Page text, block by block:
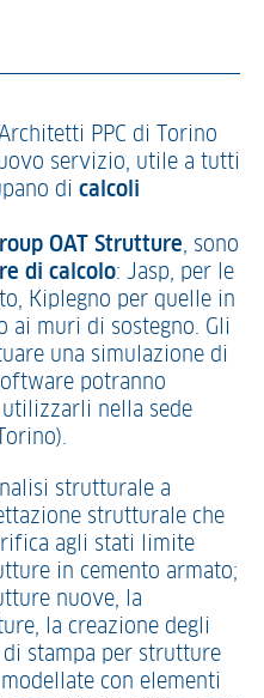
PPC di Torino
servizio, utile a tutti
di calcoli
OAT Strutture, sono
di calcolo: Jasp, per le
Kiplegno per quelle in
ai muri di sostegno. Gli
una simulazione di
potranno
nella sede
strutturale a
strutturale che
agli stati limite
in cemento armato;
nuove, la
la creazione degli
stampa per strutture
con elementi